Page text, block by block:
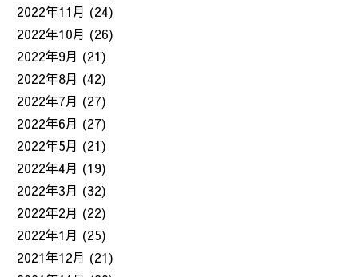
2022年11月 (24)
2022年10月 (26)
2022年9月 (21)
2022年8月 (42)
2022年7月 (27)
2022年6月 (27)
2022年5月 (21)
2022年4月 (19)
2022年3月 (32)
2022年2月 (22)
2022年1月 (25)
2021年12月 (21)